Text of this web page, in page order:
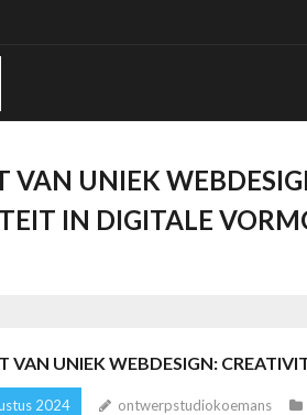
VAN UNIEK
IN DIGITALE
VAN UNIEK WEBDESIGN:
2024 ontwerpstudiokoemans